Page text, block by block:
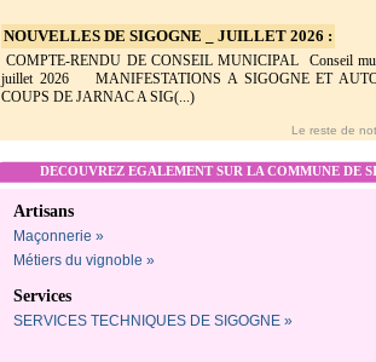
NOUVELLES DE SIGOGNE _ JUILLET 2026 :
COMPTE-RENDU DE CONSEIL MUNICIPAL Conseil
juillet 2026 MANIFESTATIONS A SIGOGNE ET
COUPS DE JARNAC A SIG(...)
Le reste de
DECOUVREZ EGALEMENT SUR LA COMMUNE DE
Artisans
Maçonnerie »
Métiers du vignoble »
Services
SERVICES TECHNIQUES DE SIGOGNE »